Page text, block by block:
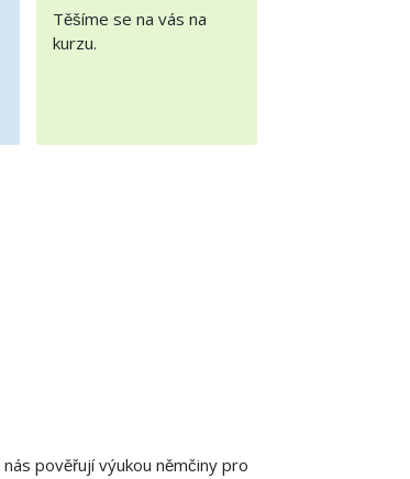
Těšíme se na vás na
kurzu.
pověřují výukou němčiny pro